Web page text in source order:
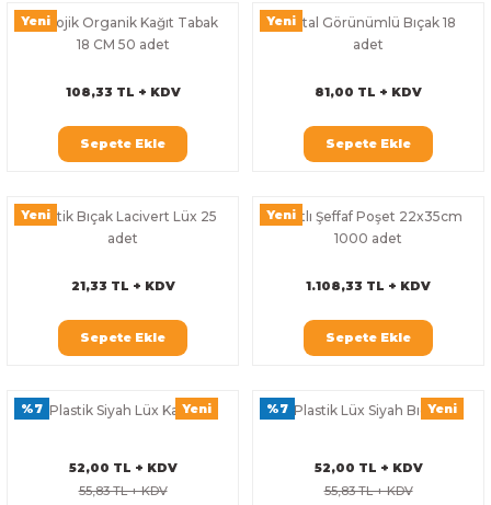
Yeni
Ekolojik Organik Kağıt Tabak
18 CM 50 adet
108,33 TL + KDV
Sepete Ekle
YeniMetal Görünümlü Bıçak 18
adet
81,00 TL + KDV
Sepete Ekle
Yeni
Plastik Bıçak Lacivert Lüx 25
adet
21,33 TL + KDV
Sepete Ekle
Yeni
Bantlı Şeffaf Poşet 22x35cm
1000 adet
1.108,33 TL + KDV
Sepete Ekle
%7 Yeni
Plastik Siyah Lüx Kaşık
52,00 TL + KDV
55,83 TL + KDV
%7 Yeni
Plastik Lüx Siyah Bıçak
52,00 TL + KDV
55,83 TL + KDV